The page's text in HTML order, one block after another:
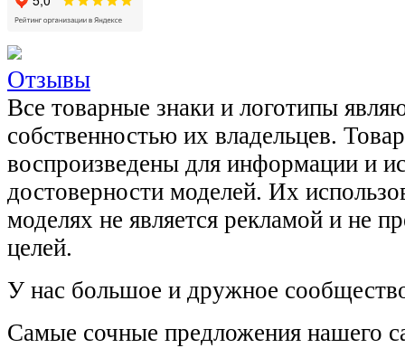
Отзывы
Все товарные знаки и логотипы
собственностью их владельцев.
воспроизведены для информации и
достоверности моделей. Их
моделях не является рекламой и не
целей.
У нас большое и дружное
Самые сочные предложения нашего